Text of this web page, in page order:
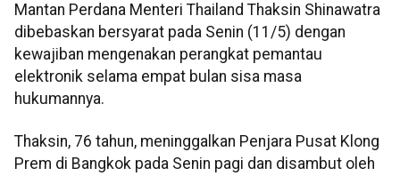
Mantan Perdana Menteri Thailand Thaksin Shinawatra
dibebaskan bersyarat pada Senin (11/5) dengan
kewajiban mengenakan perangkat pemantau
elektronik selama empat bulan sisa masa
hukumannya.
Thaksin, 76 tahun, meninggalkan Penjara Pusat Klong
Prem di Bangkok pada Senin pagi dan disambut oleh